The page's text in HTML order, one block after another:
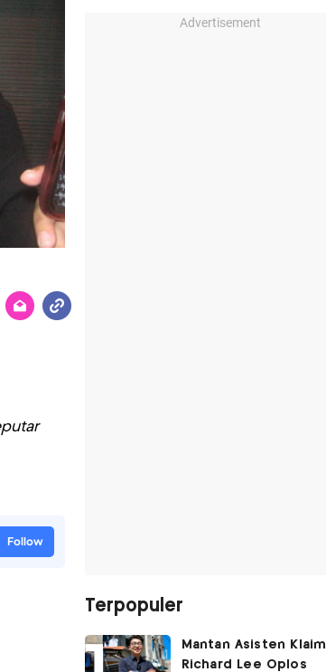
Follow
Advertisement
Terpopuler
Mantan Asisten Klaim
Richard Lee Oplos